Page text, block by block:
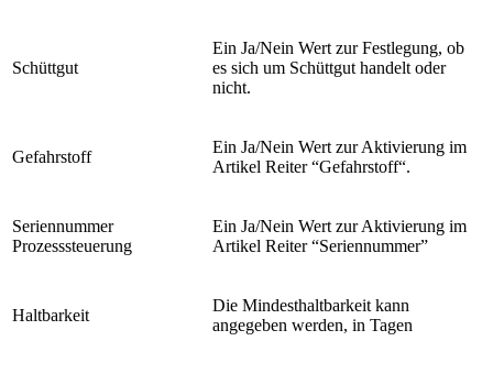
Schüttgut
Ein Ja/Nein Wert zur Festlegung, ob
es sich um Schüttgut handelt oder
nicht.
Gefahrstoff
Ein Ja/Nein Wert zur Aktivierung im
Artikel Reiter “Gefahrstoff“.
Seriennummer
Prozesssteuerung
Ein Ja/Nein Wert zur Aktivierung im
Artikel Reiter “Seriennummer”
Haltbarkeit
Die Mindesthaltbarkeit kann
angegeben werden, in Tagen